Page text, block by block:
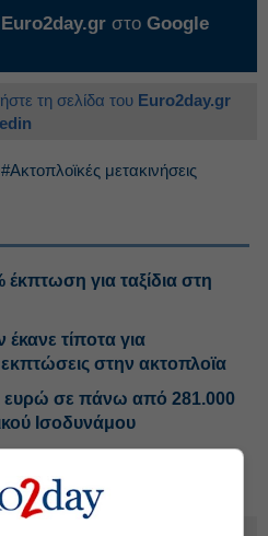
Euro2day.gr στο Google
τη σελίδα του Euro2day.gr
#Ακτοπλοϊκές μετακινήσεις
για ταξίδια στη
τίποτα για
στην ακτοπλοϊα
ευρώ σε πάνω από 281.000
Ισοδυνάμου
20% στα